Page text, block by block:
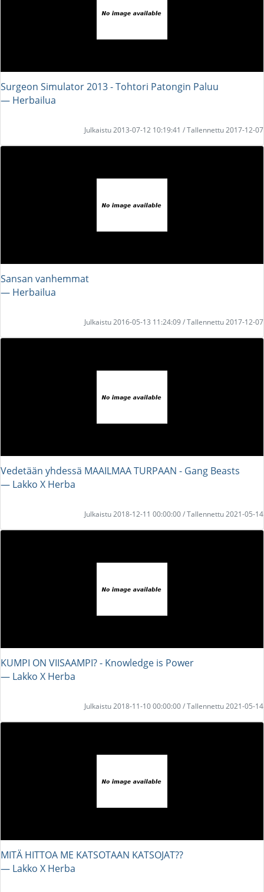
Surgeon Simulator 2013 - Tohtori Patongin Paluu
― Herbailua
Julkaistu 2013-07-12 10:19:41 / Tallennettu 2017-12-07
Sansan vanhemmat
― Herbailua
Julkaistu 2016-05-13 11:24:09 / Tallennettu 2017-12-07
Vedetään yhdessä MAAILMAA TURPAAN - Gang Beasts
― Lakko X Herba
Julkaistu 2018-12-11 00:00:00 / Tallennettu 2021-05-14
KUMPI ON VIISAAMPI? - Knowledge is Power
― Lakko X Herba
Julkaistu 2018-11-10 00:00:00 / Tallennettu 2021-05-14
MITÄ HITTOA ME KATSOTAAN KATSOJAT??
― Lakko X Herba